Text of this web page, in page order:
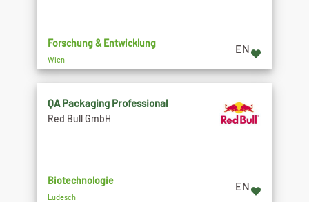
Forschung & Entwicklung
Wien
EN
QA Packaging Professional
Red Bull GmbH
Biotechnologie
Ludesch
EN